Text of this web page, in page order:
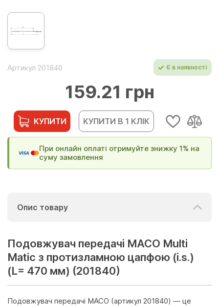
Артикул 201840 Є в наявності
159.21 грн
КУПИТИ КУПИТИ В 1 КЛІК
При онлайн оплаті отримуйте знижку 1% на
суму замовлення
Опис товару
Подовжувач передачі МАСО Multi
Matic з протизламною цапфою (i.s.)
(L= 470 мм) (201840)
Подовжувач передачі MACO (артикул 201840) — це